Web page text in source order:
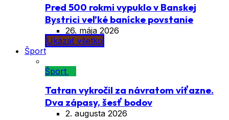
Pred 500 rokmi vypuklo v Banskej
Bystrici veľké banícke povstanie
26. mája 2026
Ukázať všetko
Šport
Šport
Tatran vykročil za návratom víťazne.
Dva zápasy, šesť bodov
2. augusta 2026